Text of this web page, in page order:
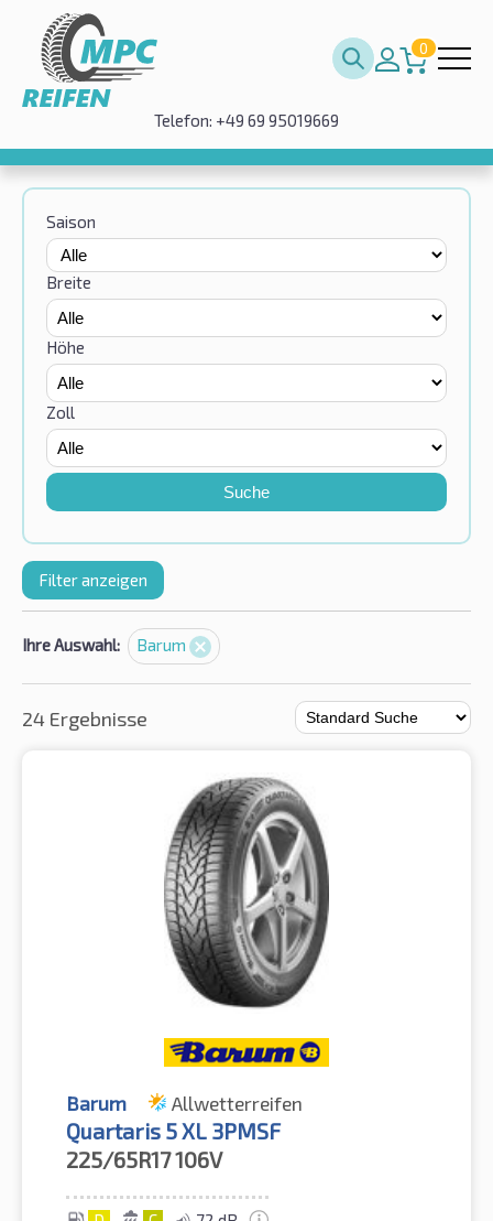
0
Telefon: +49 69 95019669
Saison
Breite
Höhe
Zoll
Suche
Filter anzeigen
Ihre Auswahl: Barum
24 Ergebnisse
Barum Allwetterreifen
Quartaris 5 XL 3PMSF
225/65R17106V